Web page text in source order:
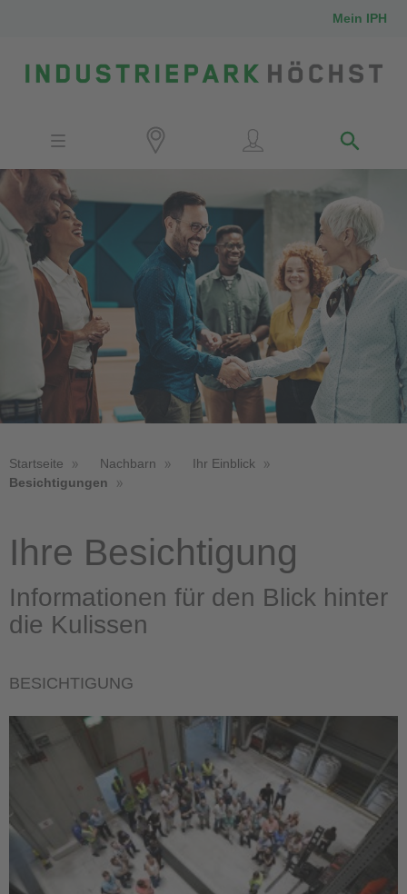
Mein IPH
IPH-Mitarbeiter
Nachbarn
Medien
Kontakt
Anfahrt
Startseite Nachbarn
Ihr Einblick
Besichtigungen
Ihre Besichtigung
Informationen für den Blick hinter
die Kulissen
BESICHTIGUNG